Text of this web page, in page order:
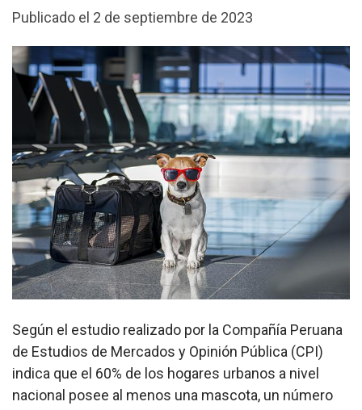
Publicado el 2 de septiembre de 2023
Según el estudio realizado por la Compañía Peruana
de Estudios de Mercados y Opinión Pública (CPI)
indica que el 60% de los hogares urbanos a nivel
nacional posee al menos una mascota, un número